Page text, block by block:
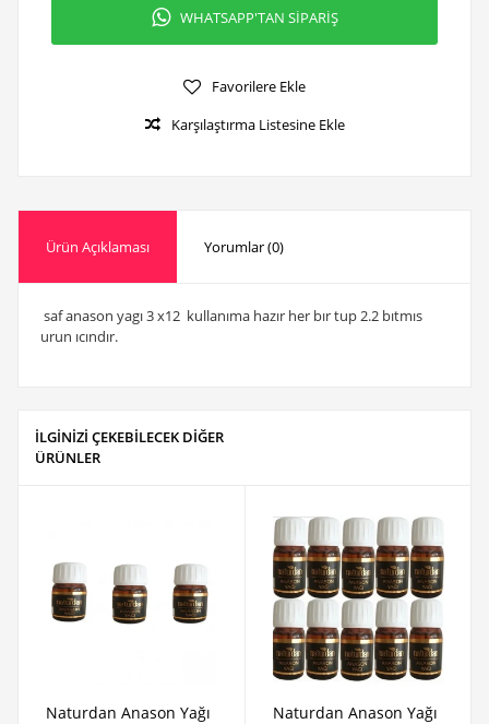
WHATSAPP'TAN SİPARİŞ
Favorilere Ekle
Karşılaştırma Listesine Ekle
Ürün Açıklaması Yorumlar (0)
saf anason yagı 3 x12 kullanıma hazır her bır tup 2.2 bıtmıs
urun ıcındır.
İLGİNİZİ ÇEKEBİLECEK DİĞER
ÜRÜNLER
Naturdan Anason Yağı
Naturdan Anason Yağı